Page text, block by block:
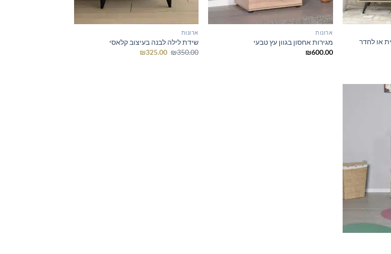
או לחדר
ארונות
מגירות אחסון בגוון עץ טבעי
₪600.00
ארונות
שידת לילה לבנה בעיצוב קלאסי
₪350.00
המחיר ₪325.00